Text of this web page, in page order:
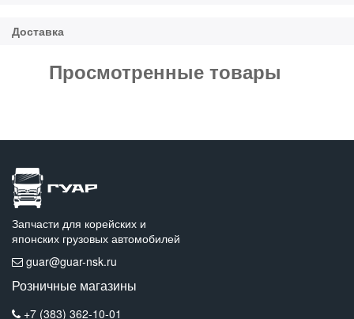
Просмотренные товары
Запчасти для корейских и
японских грузовых автомобилей
guar@guar-nsk.ru
Розничные магазины
+7 (383) 362-10-01